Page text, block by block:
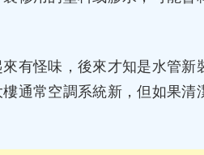
有怪味，後來才知是水管新
通常空調系統新，但如果清